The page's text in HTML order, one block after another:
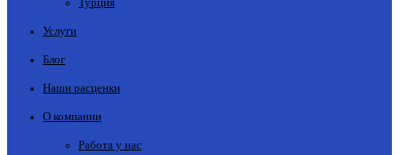
Услуги
Блог
Наши расценки
О компании
Работа у нас